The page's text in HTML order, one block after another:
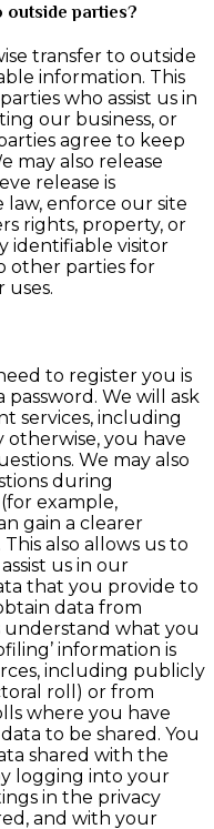
outside parties?
transfer to outside
information. This
who assist us in
our business, or
agree to keep
may also release
release is
enforce our site
rights, property, or
identifiable visitor
other parties for
uses.
to register you is
password. We will ask
services, including
otherwise, you have
We may also
during
example,
gain a clearer
also allows us to
us in our
that you provide to
data from
what you
information is
including publicly
roll) or from
where you have
to be shared. You
shared with the
logging into your
in the privacy
and with your